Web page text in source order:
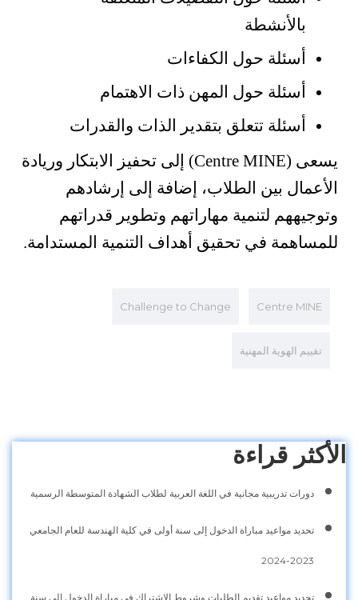
بالأنشطة
أسئلة حول الكفاءات
أسئلة حول المهن ذات الاهتمام
أسئلة تتعلق بتقدير الذات والقدرات
يسعى (Centre MINE) إلى تحفيز الابتكار وريادة
الأعمال بين الطلاب، إضافة إلى إرشادهم
وتوجيههم لتنمية مهاراتهم وتطوير قدراتهم
للمساهمة في تحقيق أهداف التنمية المستدامة.
Centre MINE
Challenge to Change
تقييم الهوية المهنية
الأكثر قراءة
دورات تدريبية مجانية في اللغة العربية لطلاب الشهادة المتوسطة الرسمية
تحديد مواعيد مباراة الدخول إلى سنة أولى في كلية الهندسة للعام الجامعي
2023-2024
تحديد مواعيد تقديم الطلبات وشروط الاشتراك في مباراة الدخول إلى سنة